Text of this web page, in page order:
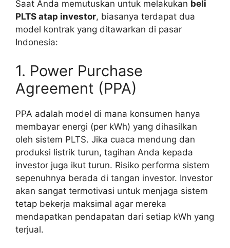
Saat Anda memutuskan untuk melakukan beli
PLTS atap investor, biasanya terdapat dua
model kontrak yang ditawarkan di pasar
Indonesia:
1. Power Purchase
Agreement (PPA)
PPA adalah model di mana konsumen hanya
membayar energi (per kWh) yang dihasilkan
oleh sistem PLTS. Jika cuaca mendung dan
produksi listrik turun, tagihan Anda kepada
investor juga ikut turun. Risiko performa sistem
sepenuhnya berada di tangan investor. Investor
akan sangat termotivasi untuk menjaga sistem
tetap bekerja maksimal agar mereka
mendapatkan pendapatan dari setiap kWh yang
terjual.